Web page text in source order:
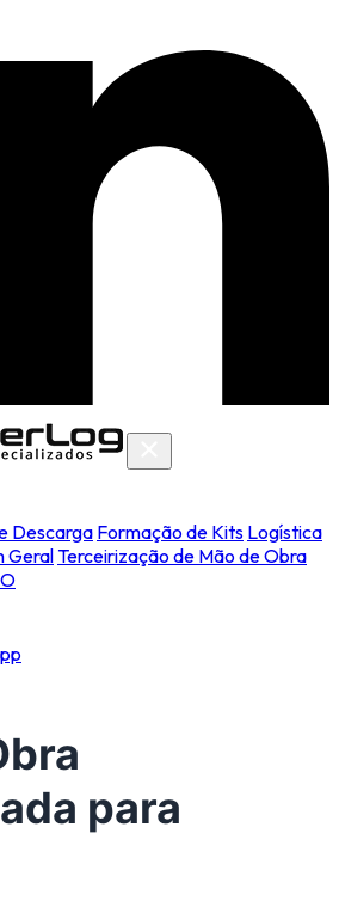
Descarga Formação de Kits Logística
GeralTerceirização de Mão de Obra
para